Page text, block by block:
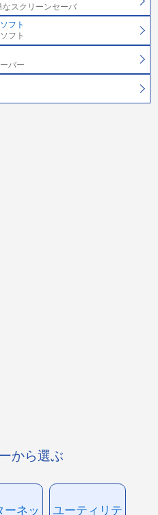
スクリーンセーバ
フト
フト
バー
から選ぶ
ーネッ ユーティリテ